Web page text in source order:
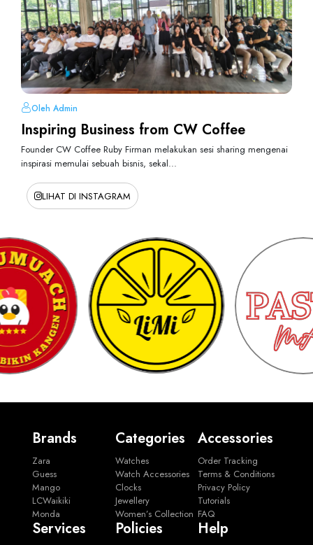
Oleh Admin
Inspiring Business from CW Coffee
Founder CW Coffee Ruby Firman melakukan sesi sharing mengenai
inspirasi memulai sebuah bisnis, sekal...
LIHAT DI INSTAGRAM
Brands
Zara
Guess
Mango
LCWaikiki
Monda
Categories
Watches
Watch Accessories
Clocks
Jewellery
Women’s Collection
Accessories
Order Tracking
Terms & Conditions
Privacy Policy
Tutorials
FAQ
Services Policies Help